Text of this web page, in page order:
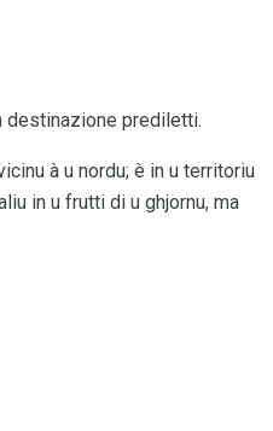
destinazione prediletti.
à u nordu; è in u territoriu
in u frutti di u ghjornu, ma